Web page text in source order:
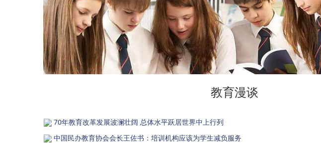
教育漫谈
70年教育改革发展波澜壮阔 总体水平跃居世界中上行列
中国民办教育协会会长王佐书：培训机构应该为学生减负服务